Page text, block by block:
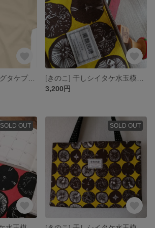
【きのこ】ベニテングタケプリントTシャツ・縦型(受注生産)【キノコ】
3,200円
SOLD OUT SOLD OUT